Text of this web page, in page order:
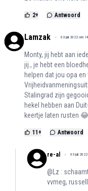
2+ Antwoord
Lamzak 03 juli 2022 om
Monty, jij hebt aan
jij., je hebt een
helpen dat jou opa
Stalingrad zijn
hekel hebben aan
keertje laten rusten
11 + Antwoord
re-al 03 juli
@Lz :
vvmeg,